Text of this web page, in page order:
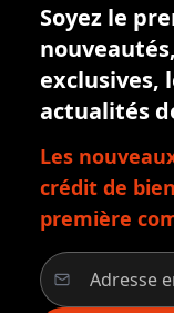
Soyez le
exclusives,
actualités
Les
crédit de
première